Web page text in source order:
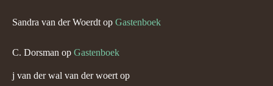
Sandra van der Woerdt op Gastenboek
C. Dorsman op Gastenboek
j van der wal van der woert op